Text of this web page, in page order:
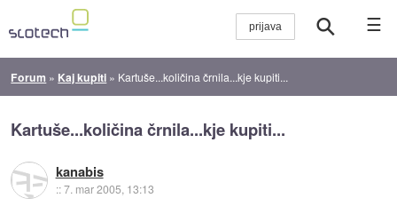
☰
Forum » Kaj kupiti » Kartuše...količina črnila...kje kupiti...
Kartuše...količina črnila...kje kupiti...
kanabis
::7. mar 2005, 13:13